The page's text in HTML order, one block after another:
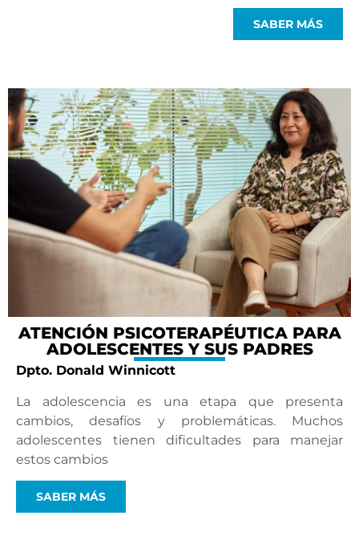
SABER MÁS
ATENCIÓN PSICOTERAPÉUTICA PARA
ADOLESCENTES Y SUS PADRES
Dpto. Donald Winnicott
La adolescencia es una etapa que presenta
cambios, desafíos y problemáticas. Muchos
adolescentes tienen dificultades para manejar
estos cambios
SABER MÁS